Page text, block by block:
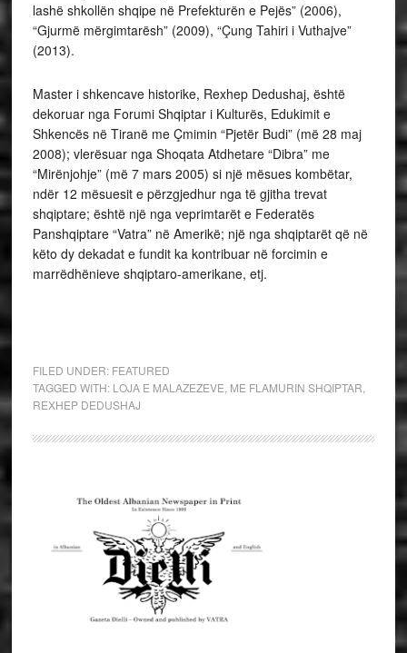
lashë shkollën shqipe në Prefekturën e Pejës” (2006),
“Gjurmë mërgimtarësh” (2009), “Çung Tahiri i Vuthajve”
(2013).
Master i shkencave historike, Rexhep Dedushaj, është
dekoruar nga Forumi Shqiptar i Kulturës, Edukimit e
Shkencës në Tiranë me Çmimin “Pjetër Budi” (më 28 maj
2008); vlerësuar nga Shoqata Atdhetare “Dibra” me
“Mirënjohje” (më 7 mars 2005) si një mësues kombëtar,
ndër 12 mësuesit e përzgjedhur nga të gjitha trevat
shqiptare; është një nga veprimtarët e Federatës
Panshqiptare “Vatra” në Amerikë; një nga shqiptarët që në
këto dy dekadat e fundit ka kontribuar në forcimin e
marrëdhënieve shqiptaro-amerikane, etj.
FILED UNDER: FEATURED
TAGGED WITH: LOJA E MALAZEZEVE ME FLAMURIN SHQIPTAR
REXHEP DEDUSHAJ